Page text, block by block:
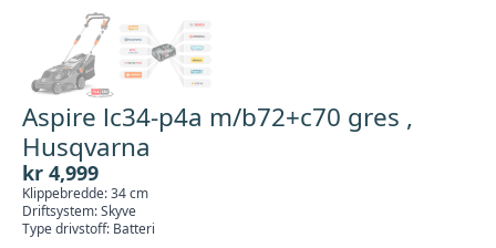
Aspire lc34-p4a m/b72+c70 gres ,
Husqvarna
kr 4,999
Klippebredde: 34 cm
Driftsystem: Skyve
Type drivstoff: Batteri